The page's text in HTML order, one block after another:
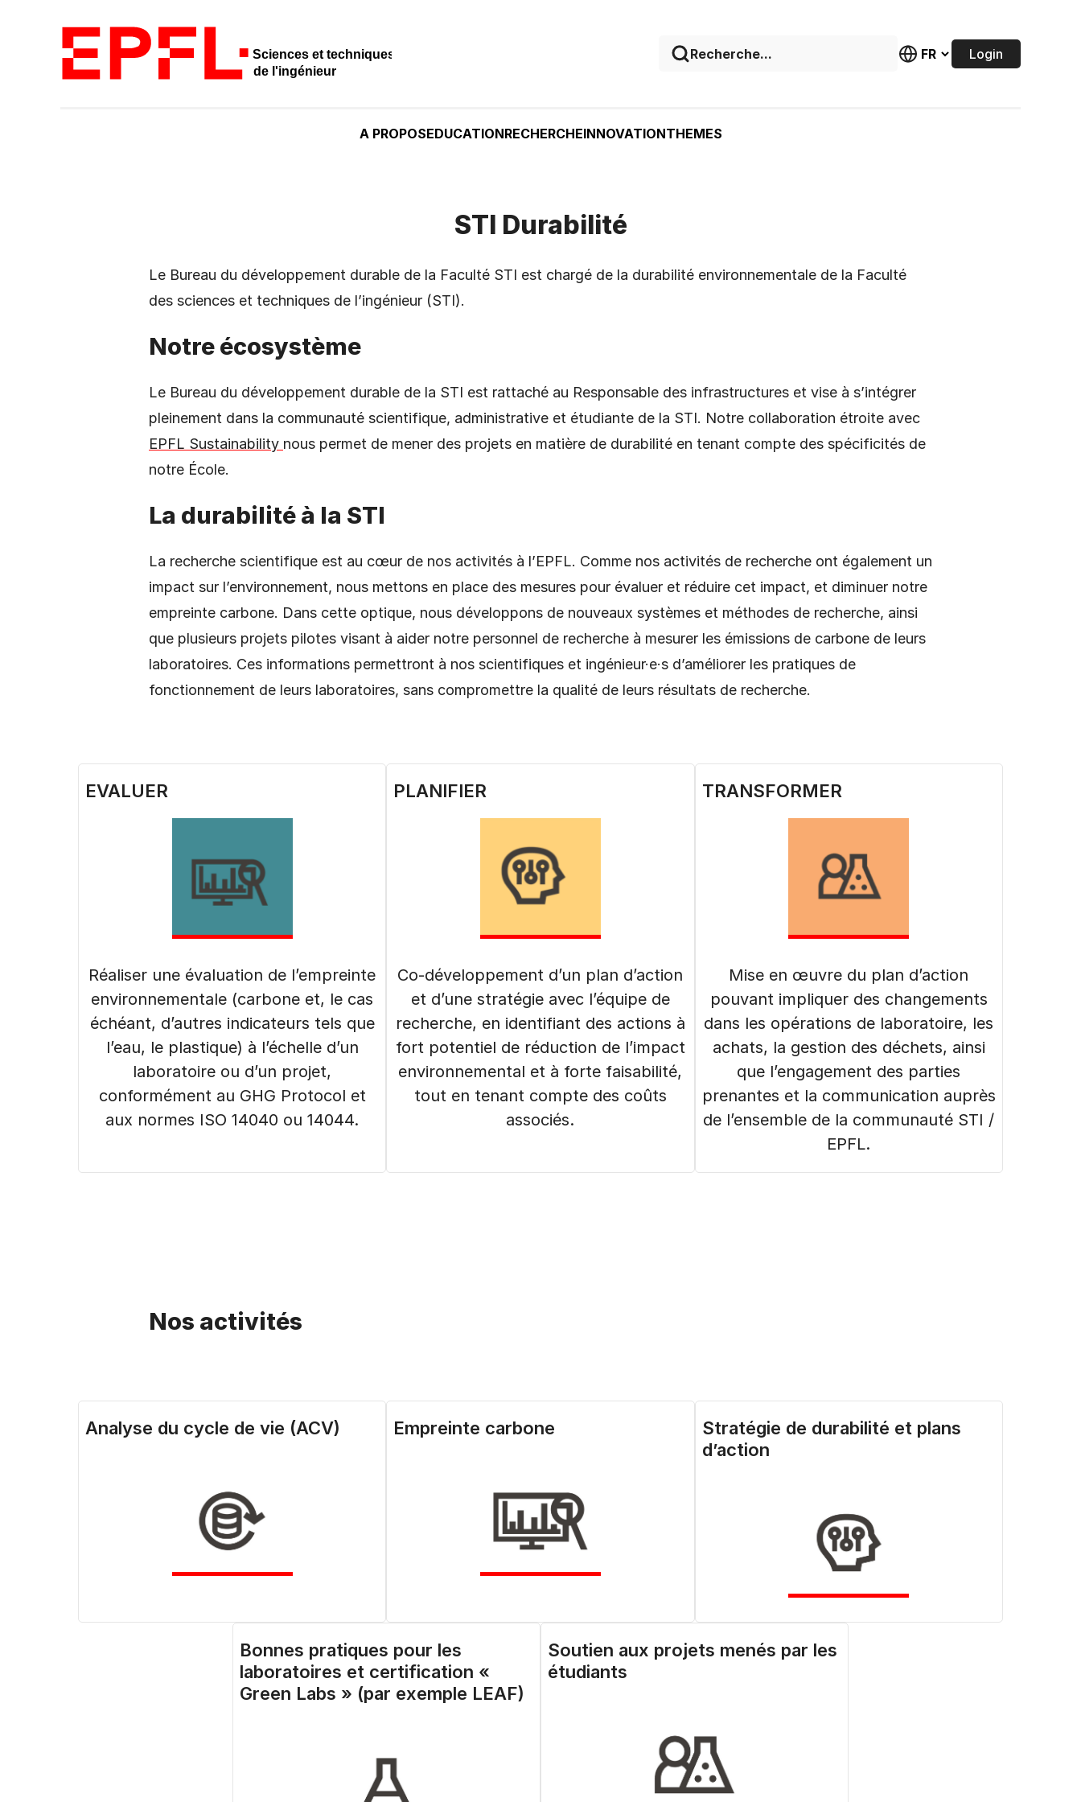
Sciences et techniques
de l'ingénieur
Login
A PROPOSEDUCATIONRECHERCHEINNOVATIONTHEMES
STI Durabilité
Le Bureau du développement durable de la Faculté STI est chargé de la durabilité environnementale de la Faculté
des sciences et techniques de l’ingénieur (STI).
Notre écosystème
Le Bureau du développement durable de la STI est rattaché au Responsable des infrastructures et vise à s’intégrer
pleinement dans la communauté scientifique, administrative et étudiante de la STI. Notre collaboration étroite avec
EPFL Sustainability nous permet de mener des projets en matière de durabilité en tenant compte des spécificités de
notre École.
La durabilité à la STI
La recherche scientifique est au cœur de nos activités à l’EPFL. Comme nos activités de recherche ont également un
impact sur l’environnement, nous mettons en place des mesures pour évaluer et réduire cet impact, et diminuer notre
empreinte carbone. Dans cette optique, nous développons de nouveaux systèmes et méthodes de recherche, ainsi
que plusieurs projets pilotes visant à aider notre personnel de recherche à mesurer les émissions de carbone de leurs
laboratoires. Ces informations permettront à nos scientifiques et ingénieur·e·s d’améliorer les pratiques de
fonctionnement de leurs laboratoires, sans compromettre la qualité de leurs résultats de recherche.
EVALUER
Réaliser une évaluation de l’empreinte
environnementale (carbone et, le cas
échéant, d’autres indicateurs tels que
l’eau, le plastique) à l’échelle d’un
laboratoire ou d’un projet,
conformément au GHG Protocol et
aux normes ISO 14040 ou 14044.
PLANIFIER
Co-développement d’un plan d’action
et d’une stratégie avec l’équipe de
recherche, en identifiant des actions à
fort potentiel de réduction de l’impact
environnemental et à forte faisabilité,
tout en tenant compte des coûts
associés.
TRANSFORMER
Mise en œuvre du plan d’action
pouvant impliquer des changements
dans les opérations de laboratoire, les
achats, la gestion des déchets, ainsi
que l’engagement des parties
prenantes et la communication auprès
de l’ensemble de la communauté STI /
EPFL.
Nos activités
Analyse du cycle de vie (ACV) Empreinte carbone
Stratégie de durabilité et plans
d’action
Bonnes pratiques pour les
laboratoires et certification «
Green Labs » (par exemple LEAF)
Soutien aux projets menés par les
étudiants